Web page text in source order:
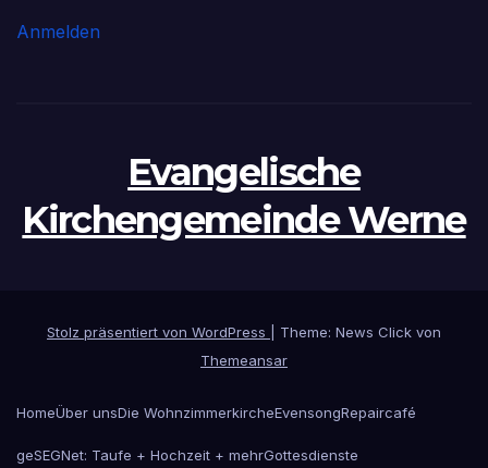
Anmelden
Evangelische
Kirchengemeinde Werne
Stolz präsentiert von WordPress
Theme: News Click von
Themeansar
HomeÜber unsDie WohnzimmerkircheEvensongRepaircafé
geSEGNet: Taufe + Hochzeit + mehrGottesdienste